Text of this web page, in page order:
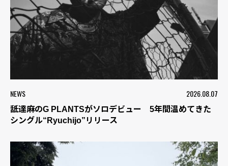
NEWS 2026.08.07
舐達麻のG PLANTSがソロデビュー 5年間温めてきた
シングル“Ryuchijo”リリース